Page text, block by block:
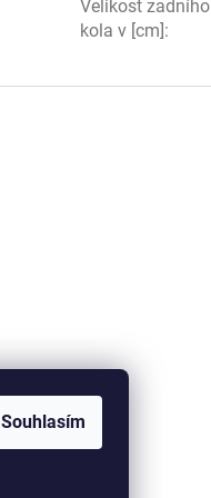
Souhlasím
Velikost zadního
kola v [cm]: